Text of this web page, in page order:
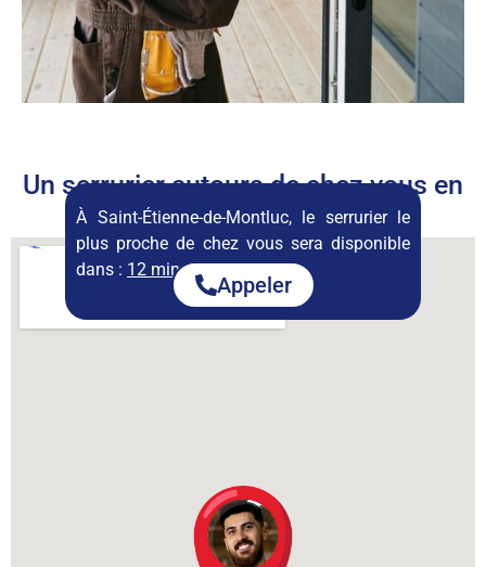
Un serrurier autours de chez vous en
permanence
À Saint-Étienne-de-Montluc, le serrurier le
plus proche de chez vous sera disponible
dans : 12 minutes.
Appeler